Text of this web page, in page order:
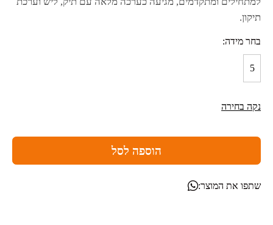
תיקון.
בחר מידה
5
נקה בחירה
הוספה לסל
שתפו את המוצר: